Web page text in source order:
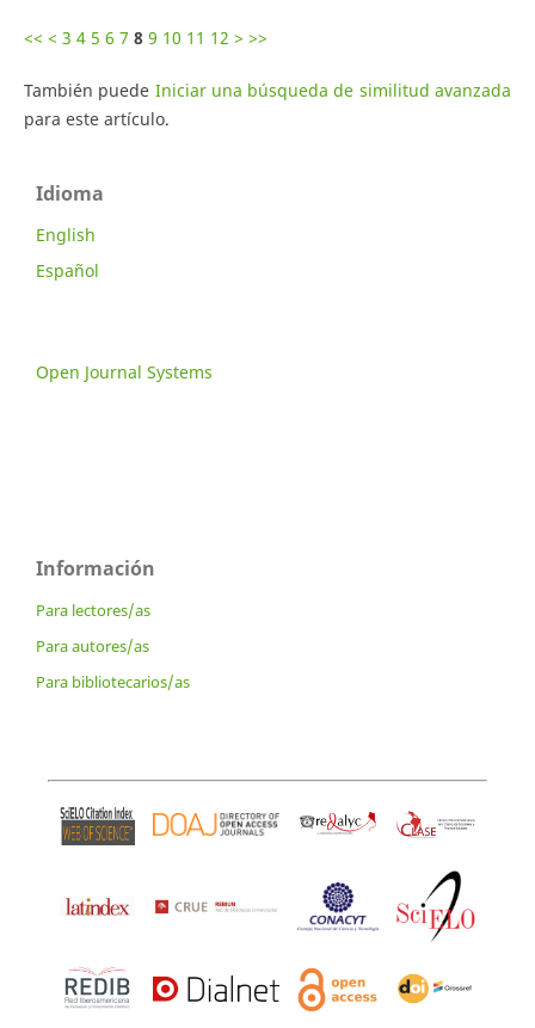
<< < 3 4 5 6 7 8 9 10 11 12 > >>
También puede Iniciar una búsqueda de similitud avanzada
para este artículo.
Idioma
English
Español
Open Journal Systems
Información
Para lectores/as
Para autores/as
Para bibliotecarios/as